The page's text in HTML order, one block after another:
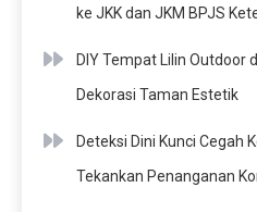
ke JKK dan JKM BPJS
DIY Tempat Lilin Outdoor
Dekorasi Taman Estetik
Deteksi Dini Kunci Cegah
Tekankan Penanganan